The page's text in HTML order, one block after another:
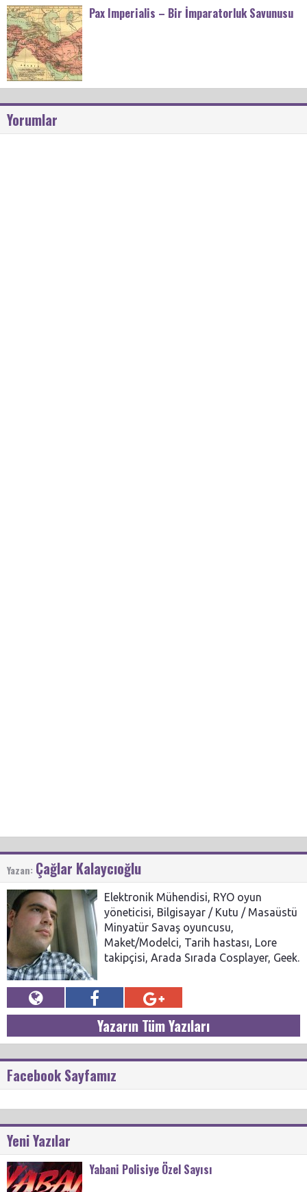
Pax Imperialis – Bir İmparatorluk Savunusu
Yorumlar
Yazan: Çağlar Kalaycıoğlu
Elektronik Mühendisi, RYO oyun
yöneticisi, Bilgisayar / Kutu / Masaüstü
Minyatür Savaş oyuncusu,
Maket/Modelci, Tarih hastası, Lore
takipçisi, Arada Sırada Cosplayer, Geek.
Yazarın Tüm Yazıları
Facebook Sayfamız
Yeni Yazılar
Yabani Polisiye Özel Sayısı